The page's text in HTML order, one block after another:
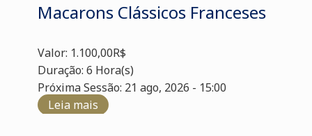
Macarons Clássicos Franceses
Valor: 1.100,00R$
Duração: 6 Hora(s)
Próxima Sessão: 21 ago, 2026 - 15:00
Leia mais